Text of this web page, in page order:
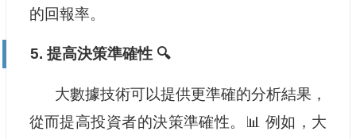
的回報率。
5. 提高決策準確性 🔍
大數據技術可以提供更準確的分析結果，
從而提高投資者的決策準確性。📊 例如，大